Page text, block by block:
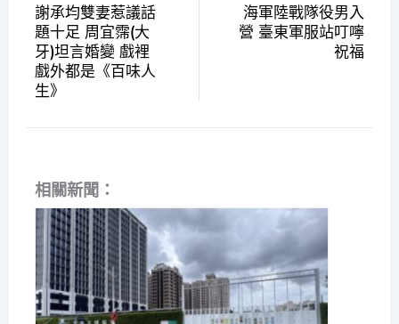
謝承均雙妻惹議話
題十足 周宜霈(大
牙)坦言婚變 戲裡
戲外都是《百味人
生》
海軍陸戰隊役男入
營 臺東軍服站叮嚀
祝福
相關新聞：